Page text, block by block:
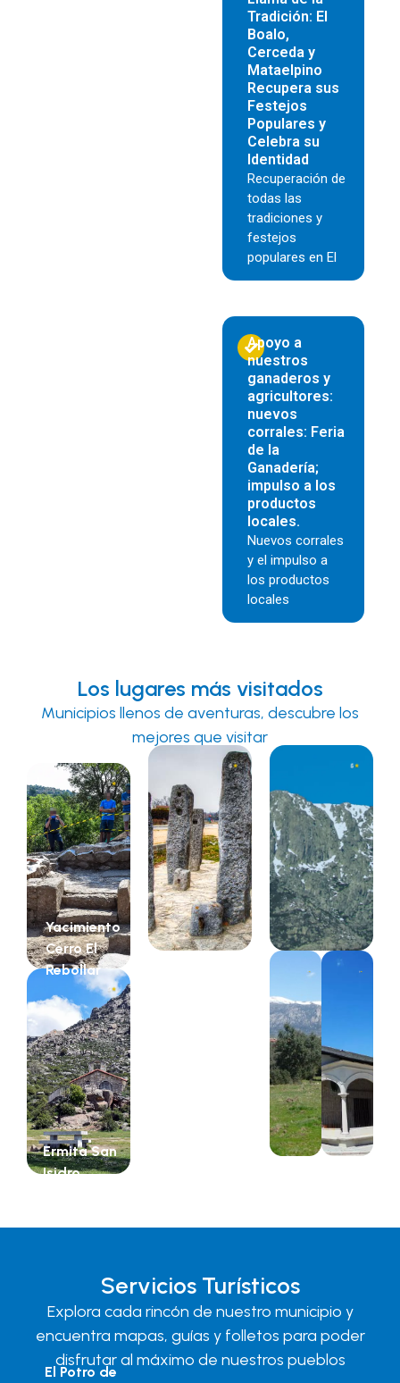
Tradición: El
Boalo,
Cerceda y
Mataelpino
Recupera sus
Festejos
Populares y
Celebra su
Identidad
Recuperación de
todas las
tradiciones y
festejos
populares en El
Apoyo a
nuestros
ganaderos y
agricultores:
nuevos
corrales: Feria
de la
Ganadería;
impulso a los
productos
locales.
Nuevos corrales
y el impulso a
los productos
locales
Los lugares más visitados
Municipios llenos de aventuras, descubre los
mejores que visitar
Ermita San
Isidro
Yacimiento
Cerro El
Rebollar
El Potro de
Servicios Turísticos
Explora cada rincón de nuestro municipio y
encuentra mapas, guías y folletos para poder
disfrutar al máximo de nuestros pueblos